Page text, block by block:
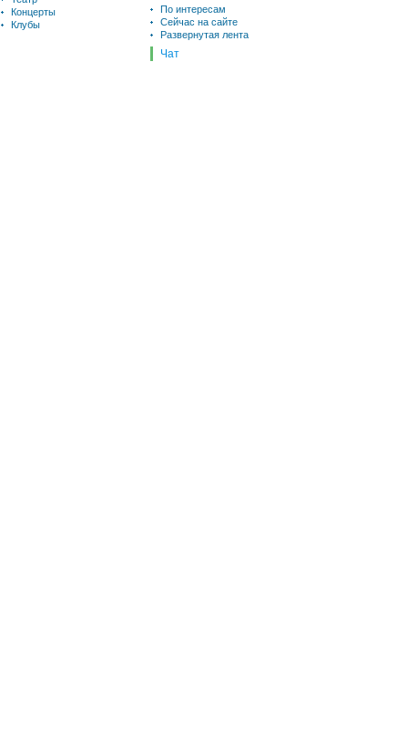
Концерты
Клубы
По интересам
Сейчас на сайте
Развернутая лента
Чат